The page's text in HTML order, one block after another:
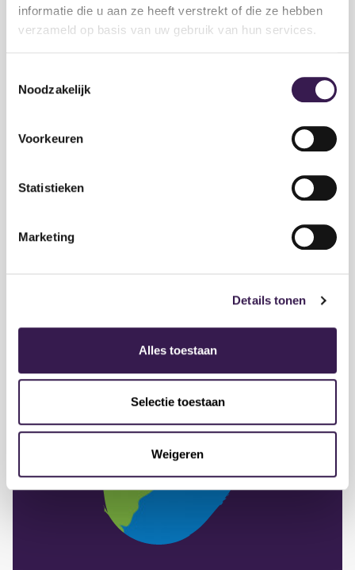
informatie die u aan ze heeft verstrekt of die ze hebben
verzameld op basis van uw gebruik van hun services.
Noodzakelijk
Voorkeuren
Statistieken
Marketing
Details tonen
Alles toestaan
Selectie toestaan
Weigeren
Einfo@stichtingnob.nl
Nederlands onderwijs wereldwijd of wil je in
buitenland? Neem dan contact op met onze
of +31 (0)70 386
66 46.